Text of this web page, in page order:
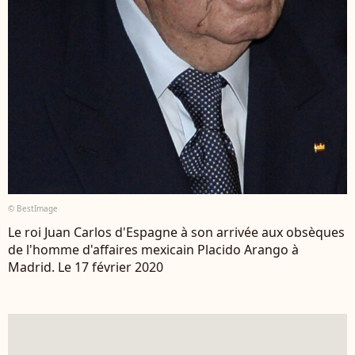
© BestImage
Le roi Juan Carlos d'Espagne à son arrivée aux obsèques
de l'homme d'affaires mexicain Placido Arango à
Madrid. Le 17 février 2020